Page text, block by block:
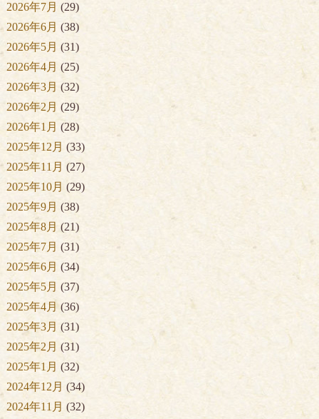
2026年7月 (29)
2026年6月 (38)
2026年5月 (31)
2026年4月 (25)
2026年3月 (32)
2026年2月 (29)
2026年1月 (28)
2025年12月 (33)
2025年11月 (27)
2025年10月 (29)
2025年9月 (38)
2025年8月 (21)
2025年7月 (31)
2025年6月 (34)
2025年5月 (37)
2025年4月 (36)
2025年3月 (31)
2025年2月 (31)
2025年1月 (32)
2024年12月 (34)
2024年11月 (32)